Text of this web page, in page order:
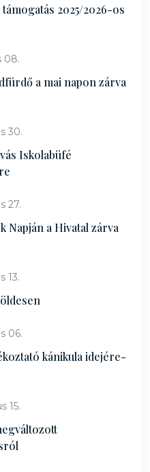
2025/2026-os
08.
a mai napon zárva
30.
Iskolabüfé
27.
Napján a Hivatal zárva
13.
06.
kánikula idejére-
15.